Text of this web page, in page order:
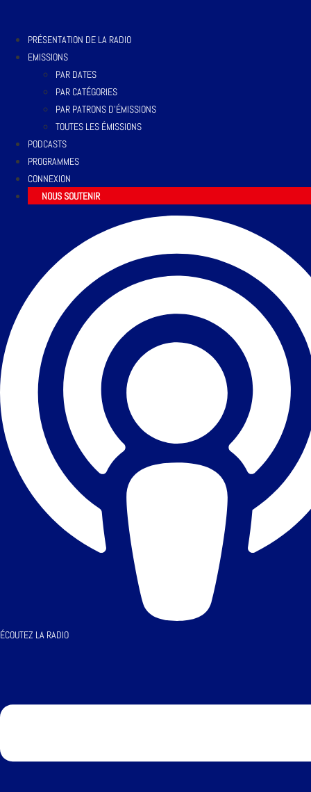
PRÉSENTATION DE LA RADIO
EMISSIONS
PAR DATES
PAR CATÉGORIES
PAR PATRONS D’ÉMISSIONS
TOUTES LES ÉMISSIONS
PODCASTS
PROGRAMMES
CONNEXION
NOUS SOUTENIR
ÉCOUTEZ LA RADIO